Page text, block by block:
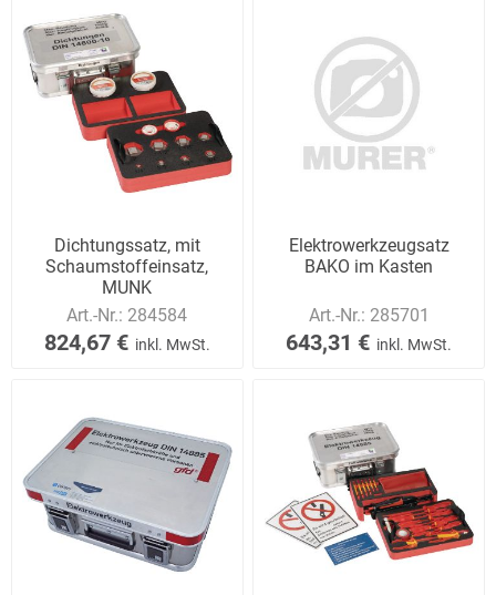
Dichtungssatz, mit
Schaumstoffeinsatz,
MUNK
Art.-Nr.: 284584
824,67 € inkl. MwSt.
Elektrowerkzeugsatz
BAKO im Kasten
Art.-Nr.: 285701
643,31 € inkl. MwSt.